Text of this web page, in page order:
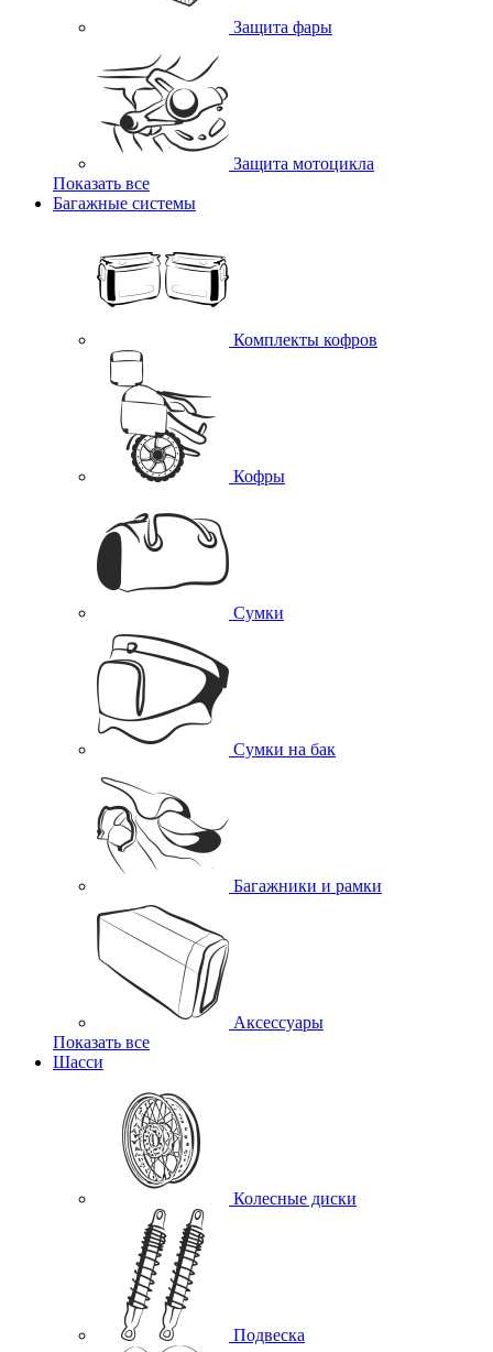
Защита фары
Защита мотоцикла
Показать все
Багажные системы
Комплекты кофров
Кофры
Сумки
Сумки на бак
Багажники и рамки
Аксессуары
Показать все
Шасси
Колесные диски
Подвеска